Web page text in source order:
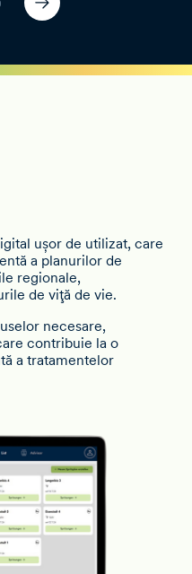
ușor de utilizat, care
a planurilor de
regionale,
de viță de vie.
necesare,
contribuie la o
a tratamentelor